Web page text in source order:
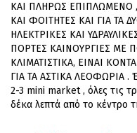
ΚΑΙ ΠΛΗΡΩΣ ΕΠΙΠΛΩΜΕΝΟ ,
ΚΑΙ ΦΟΙΤΗΤΕΣ ΚΑΙ ΓΙΑ ΤΑ
ΗΛΕΚΤΡΙΚΕΣ ΚΑΙ
ΠΟΡΤΕΣ ΚΑΙΝΟΥΡΓΙΕΣ ΜΕ
ΚΛΙΜΑΤΙΣΤΙΚΑ, ΕΙΝΑΙ
ΓΙΑ ΤΑ ΑΣΤΙΚΑ ΛΕΟΦΩΡΙΑ .
2-3 mini market , όλες τις
δέκα λεπτά από το κέντρο